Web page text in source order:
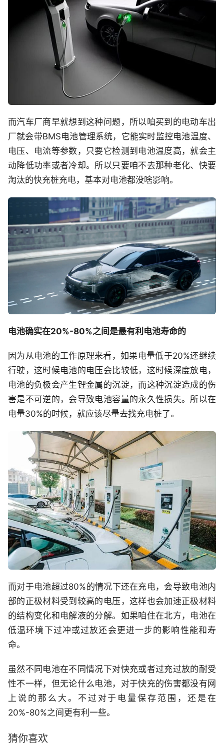
而汽车厂商早就想到这种问题，所以咱买到的电动车出
厂就会带BMS电池管理系统，它能实时监控电池温度、
电压、电流等参数，只要它检测到电池温度高，就会主
动降低功率或者冷却。所以只要咱不去那种老化、快要
淘汰的快充桩充电，基本对电池都没啥影响。
电池确实在20%-80%之间是最有利电池寿命的
因为从电池的工作原理来看，如果电量低于20%还继续
行驶，这时候电池的电压会比较低，这时候深度放电，
电池的负极会产生锂金属的沉淀，而这种沉淀造成的伤
害是不可逆的，会导致电池容量的永久性损失。所以在
电量30%的时候，就应该尽量去找充电桩了。
而对于电池超过80%的情况下还在充电，会导致电池内
部的正极材料受到较高的电压，这样也会加速正极材料
的结构变化和电解液的分解。如果咱住在北方，电池在
低温环境下过冲或过放还会更进一步的影响性能和寿
命。
虽然不同电池在不同情况下对快充或者过充过放的耐受
性不一样，但无论什么电池，对于快充的伤害都没有网
上说的那么大。不过对于电量保存范围，还是在
20%-80%之间更有利一些。
猜你喜欢